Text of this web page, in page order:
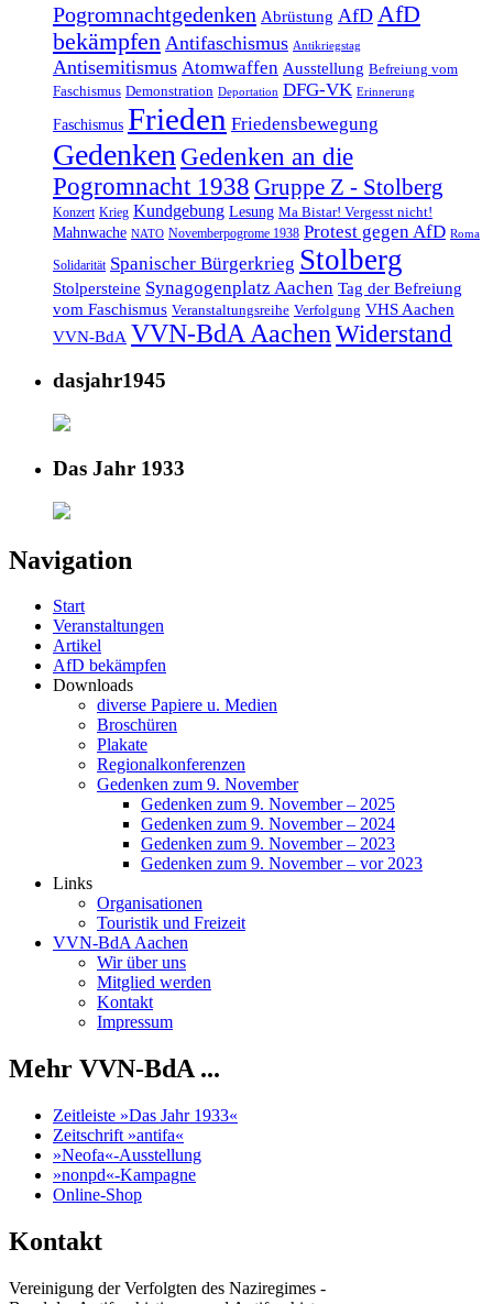
Pogromnachtgedenken Abrüstung AfD AfD
bekämpfen Antifaschismus Antikriegstag
Antisemitismus Atomwaffen Ausstellung Befreiung vom
Faschismus Demonstration Deportation DFG-VK Erinnerung
Faschismus Frieden Friedensbewegung
Gedenken Gedenken an die
Pogromnacht 1938 Gruppe Z - Stolberg
Konzert Krieg Kundgebung Lesung Ma Bistar! Vergesst nicht!
Mahnwache NATO Novemberpogrome 1938 Protest gegen AfD Roma
Solidarität Spanischer Bürgerkrieg Stolberg
Stolpersteine Synagogenplatz Aachen Tag der Befreiung
vom Faschismus Veranstaltungsreihe Verfolgung VHS Aachen
VVN-BdA VVN-BdA AachenWiderstand
dasjahr1945
Das Jahr 1933
Navigation
Start
Veranstaltungen
Artikel
AfD bekämpfen
Downloads
diverse Papiere u. Medien
Broschüren
Plakate
Regionalkonferenzen
Gedenken zum 9. November
Gedenken zum 9. November – 2025
Gedenken zum 9. November – 2024
Gedenken zum 9. November – 2023
Gedenken zum 9. November – vor 2023
Links
Organisationen
Touristik und Freizeit
VVN-BdA Aachen
Wir über uns
Mitglied werden
Kontakt
Impressum
Mehr VVN-BdA ...
Zeitleiste »Das Jahr 1933«
Zeitschrift »antifa«
»Neofa«-Ausstellung
»nonpd«-Kampagne
Online-Shop
Kontakt
Vereinigung der Verfolgten des Naziregimes -